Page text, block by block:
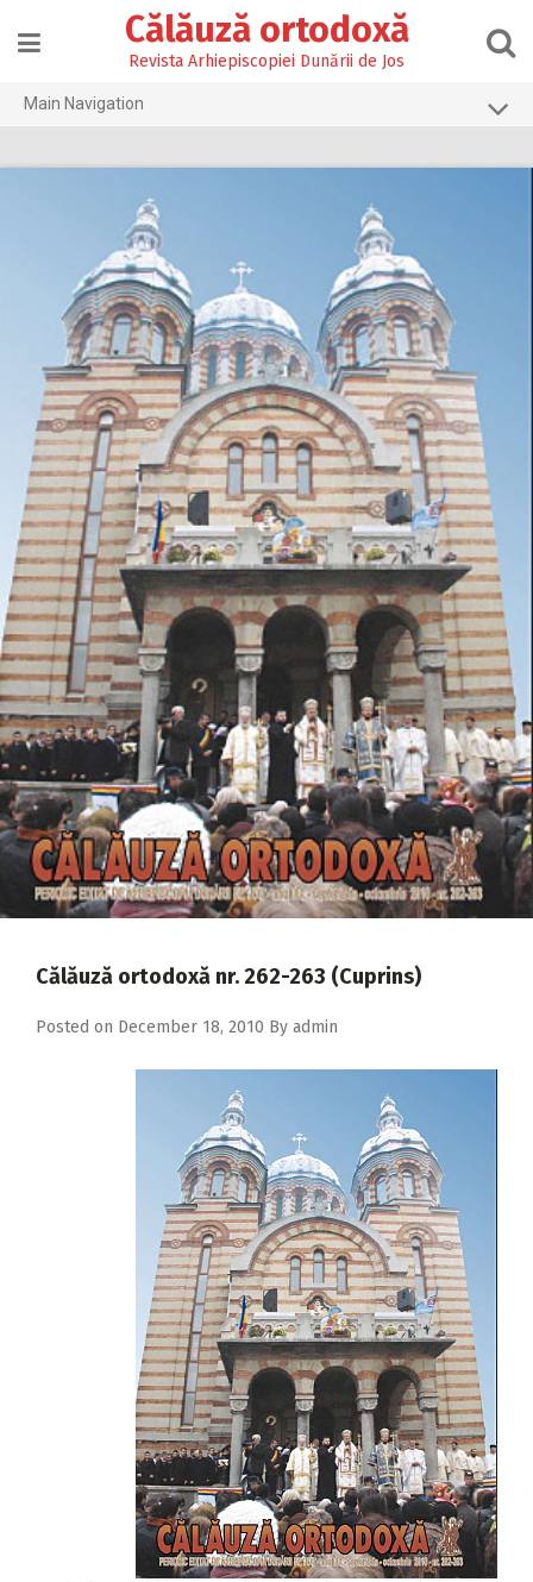
content
Călăuză ortodoxă
Revista Arhiepiscopiei Dunării de Jos
Main Navigation
2023
2022
2021
2020
2019
2018
2017
2016
2015
2014
2013
2012
2011
2010
Călăuză ortodoxă nr. 262-263 (Cuprins)
Posted on December 18, 2010 By admin